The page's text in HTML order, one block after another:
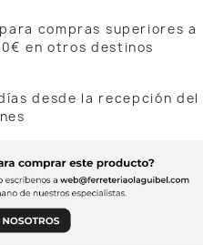
compras superiores a
en otros destinos
desde la recepción del